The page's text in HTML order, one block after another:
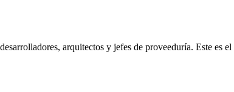
arquitectos y jefes de proveeduría. Este es